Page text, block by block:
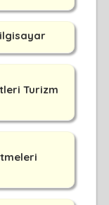
Turizm